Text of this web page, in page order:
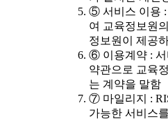
⑤ 서비스 이용 :
여 교육정보원
정보원이 제공
⑥ 이용계약 : 서
약관으로 교육
는 계약을 말함
⑦ 마일리지 :
가능한 서비스